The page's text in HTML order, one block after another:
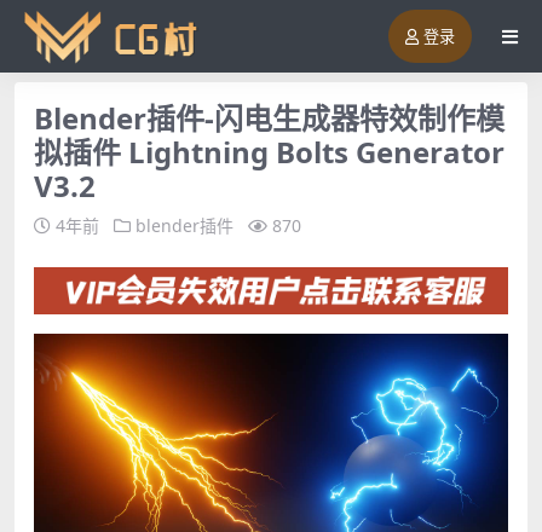
登录
Blender插件-闪电生成器特效制作模
拟插件 Lightning Bolts Generator
V3.2
4年前 blender插件 870